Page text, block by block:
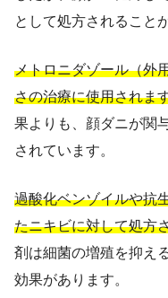
として処方されること
メトロニダゾール（外
さの治療に使用されま
果よりも、顔ダニが関
されています。
過酸化ベンゾイルや抗
たニキビに対して処方
剤は細菌の増殖を抑え
効果があります。